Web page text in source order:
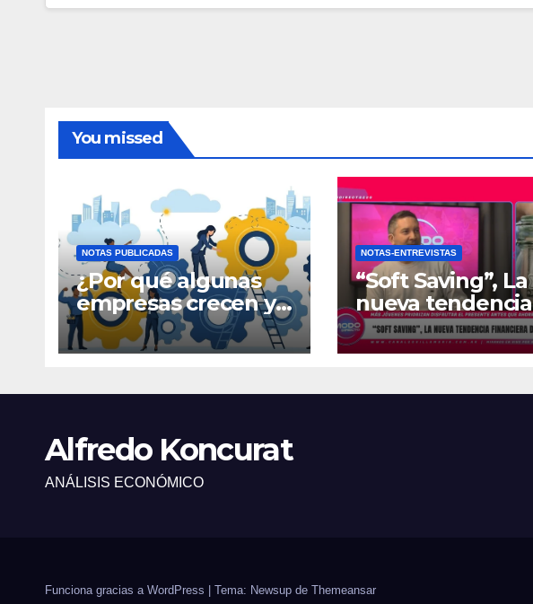
You missed
NOTAS PUBLICADAS
¿Por qué algunas
empresas crecen y
otras quedan
atrapadas en el día
NOTAS-ENTREVISTAS
“Soft Saving”, La
nueva tendencia
financiera de la
generación Z
Alfredo Koncurat
ANÁLISIS ECONÓMICO
Funciona gracias a WordPress Tema: Newsup de Themeansar